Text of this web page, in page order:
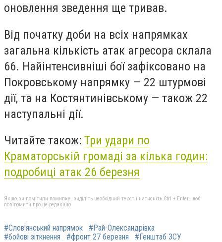
оновлення зведення ще тривав.
Від початку доби на всіх напрямках
загальна кількість атак агресора склала
66. Найінтенсивніші бої зафіксовано на
Покровському напрямку — 22 штурмові
дії, та на Костянтинівському — також 22
наступальні дії.
Читайте також: Три удари по
Краматорській громаді за кілька годин:
подробиці атак 26 березня
Якщо ви помітили помилку, виділіть необхідний текст і натисніть Ctrl + Enter, щоб
повідомити про це редакцію
#Слов'янський напрямок
#Рай-Олександрівка
#бойові зіткнення
#фронт 27 березня #Генштаб ЗСУ